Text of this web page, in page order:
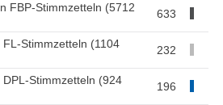
FBP-Stimmzetteln (5712
633
FL-Stimmzetteln (1104
232
DPL-Stimmzetteln (924
196